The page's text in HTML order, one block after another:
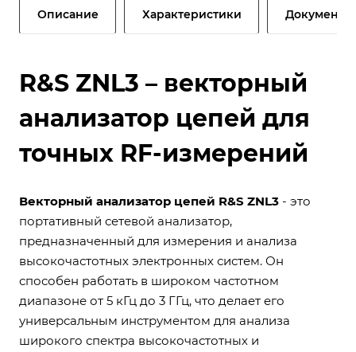
Описание Характеристики Документы
R&S ZNL3 – векторный
анализатор цепей для
точных RF-измерений
Векторный анализатор цепей R&S ZNL3 - это
портативный сетевой анализатор,
предназначенный для измерения и анализа
высокочастотных электронных систем. Он
способен работать в широком частотном
диапазоне от 5 кГц до 3 ГГц, что делает его
универсальным инструментом для анализа
широкого спектра высокочастотных и